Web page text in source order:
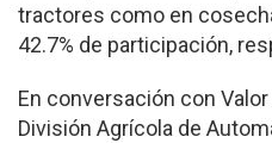
tractores como en
42.7% de participación,
En conversación con
División Agrícola de